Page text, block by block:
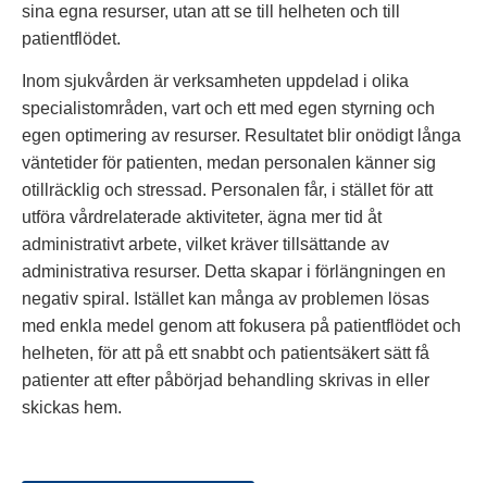
sina egna resurser, utan att se till helheten och till
patientflödet.
Inom sjukvården är verksamheten uppdelad i olika
specialistområden, vart och ett med egen styrning och
egen optimering av resurser. Resultatet blir onödigt långa
väntetider för patienten, medan personalen känner sig
otillräcklig och stressad. Personalen får, i stället för att
utföra vårdrelaterade aktiviteter, ägna mer tid åt
administrativt arbete, vilket kräver tillsättande av
administrativa resurser. Detta skapar i förlängningen en
negativ spiral. Istället kan många av problemen lösas
med enkla medel genom att fokusera på patientflödet och
helheten, för att på ett snabbt och patientsäkert sätt få
patienter att efter påbörjad behandling skrivas in eller
skickas hem.